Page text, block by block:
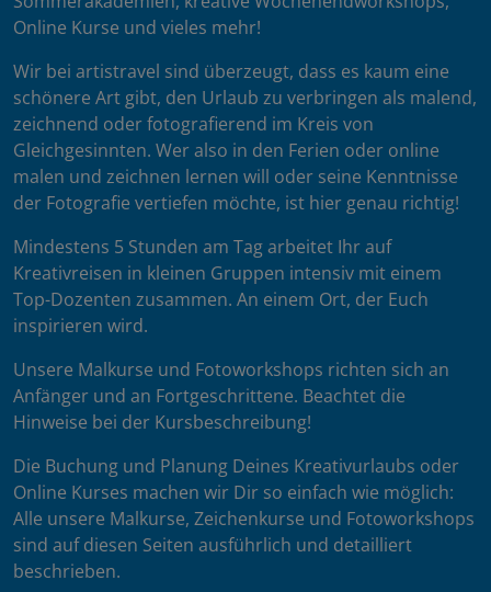
Online Kurse und vieles mehr!
Wir bei artistravel sind überzeugt, dass es kaum eine
schönere Art gibt, den Urlaub zu verbringen als malend,
zeichnend oder fotografierend im Kreis von
Gleichgesinnten. Wer also in den Ferien oder online
malen und zeichnen lernen will oder seine Kenntnisse
der Fotografie vertiefen möchte, ist hier genau richtig!
Mindestens 5 Stunden am Tag arbeitet Ihr auf
Kreativreisen in kleinen Gruppen intensiv mit einem
Top-Dozenten zusammen. An einem Ort, der Euch
inspirieren wird.
Unsere Malkurse und Fotoworkshops richten sich an
Anfänger und an Fortgeschrittene. Beachtet die
Hinweise bei der Kursbeschreibung!
Die Buchung und Planung Deines Kreativurlaubs oder
Online Kurses machen wir Dir so einfach wie möglich:
Alle unsere Malkurse, Zeichenkurse und Fotoworkshops
sind auf diesen Seiten ausführlich und detailliert
beschrieben.